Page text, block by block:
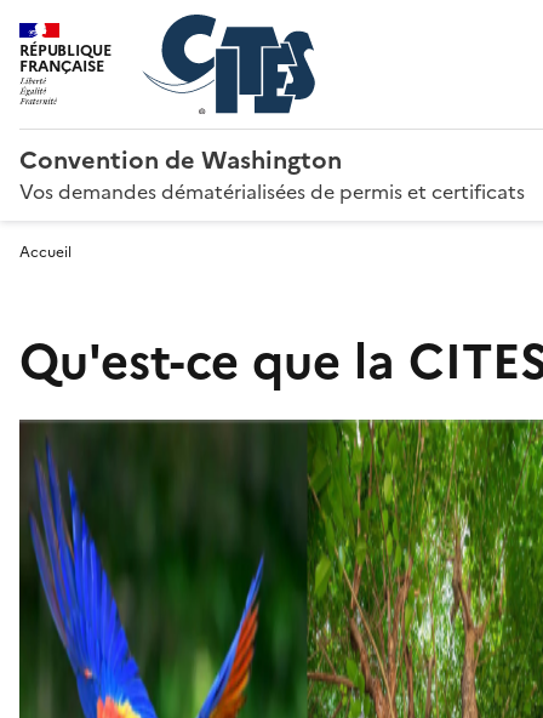
RÉPUBLIQUE
FRANÇAISE
Convention de Washington
Vos demandes dématérialisées de permis et certificats
Accueil
Qu'est-ce que la